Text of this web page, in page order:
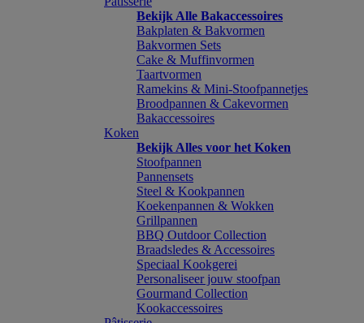
Bekijk Alle Bakaccessoires
Bakplaten & Bakvormen
Bakvormen Sets
Cake & Muffinvormen
Taartvormen
Ramekins & Mini-Stoofpannetjes
Broodpannen & Cakevormen
Bakaccessoires
Koken
Bekijk Alles voor het Koken
Stoofpannen
Pannensets
Steel & Kookpannen
Koekenpannen & Wokken
Grillpannen
BBQ Outdoor Collection
Braadsledes & Accessoires
Speciaal Kookgerei
Personaliseer jouw stoofpan
Gourmand Collection
Kookaccessoires